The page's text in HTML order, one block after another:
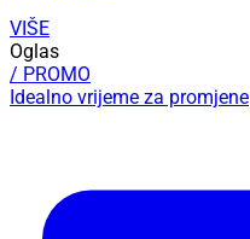
VIŠE
Oglas
/ PROMO
Idealno vrijeme za promjene